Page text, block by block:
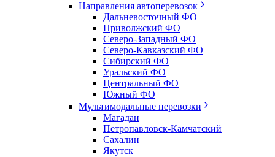
Направления автоперевозок
Дальневосточный ФО
Приволжский ФО
Северо-Западный ФО
Северо-Кавказский ФО
Сибирский ФО
Уральский ФО
Центральный ФО
Южный ФО
Мультимодальные перевозки
Магадан
Петропавловск-Камчатский
Сахалин
Якутск